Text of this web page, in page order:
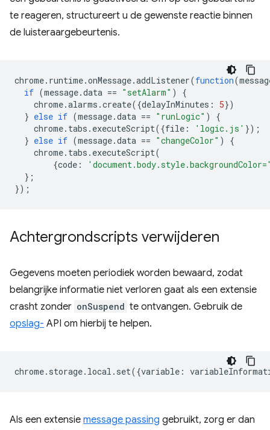
te reageren, structureert u de gewenste reactie binnen
de luisteraargebeurtenis.
chrome. runtime.onMessage.addListener(function(
if (message.data == "setAlarm" )
{
chrome.alarms .create({delayInMinutes : 5})
} else if (message.data == "runLogic" )
{
chrome. tabs . executeScript({file : 'logic.js' });
} else if (message.data == "changeColor" )
{
chrome. tabs . executeScript(
{code :
};
});
Achtergrondscripts verwijderen
Gegevens moeten periodiek worden bewaard, zodat
belangrijke informatie niet verloren gaat als een extensie
crasht zonder onSuspend te ontvangen. Gebruik de
opslag- API om hierbij te helpen.
chrome. storage. local . set({variable :
Als een extensie message passing gebruikt, zorg er dan